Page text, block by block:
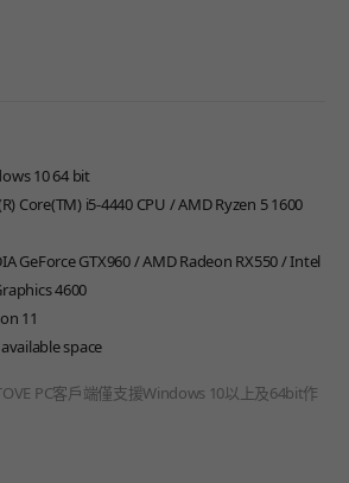
10 64 bit
Core(TM) i5-4440 CPU / AMD Ryzen 5 1600
GeForce GTX960 / AMD Radeon RX550 / Intel
4600
11
available space
PC客戶端僅支援Windows 10以上及64bit作